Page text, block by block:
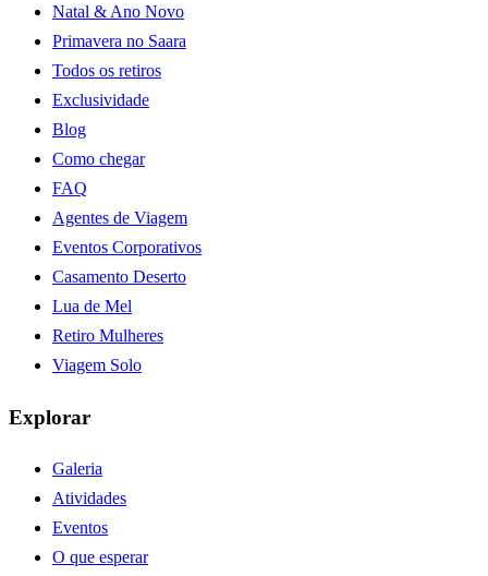
Natal & Ano Novo
Primavera no Saara
Todos os retiros
Exclusividade
Blog
Como chegar
FAQ
Agentes de Viagem
Eventos Corporativos
Casamento Deserto
Lua de Mel
Retiro Mulheres
Viagem Solo
Explorar
Galeria
Atividades
Eventos
O que esperar